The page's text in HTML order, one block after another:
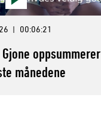
| 00:06:21
oppsummerer
månedene